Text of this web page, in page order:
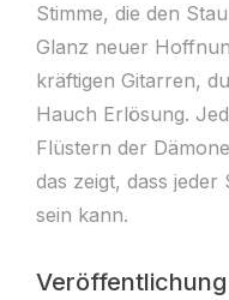
Stimme, die den
Glanz neuer
kräftigen Gitarren,
Hauch Erlösung.
Flüstern der
das zeigt, dass
sein kann.